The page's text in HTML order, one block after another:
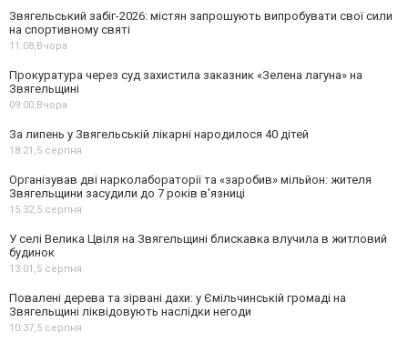
Звягельський забіг-2026: містян запрошують випробувати свої сили
на спортивному святі
11:08, Вчора
Прокуратура через суд захистила заказник «Зелена лагуна» на
Звягельщині
09:00, Вчора
За липень у Звягельській лікарні народилося 40 дітей
18:21, 5 серпня
Організував дві нарколабораторії та «заробив» мільйон: жителя
Звягельщини засудили до 7 років в'язниці
15:32, 5 серпня
У селі Велика Цвіля на Звягельщині блискавка влучила в житловий
будинок
13:01, 5 серпня
Повалені дерева та зірвані дахи: у Ємільчинській громаді на
Звягельщині ліквідовують наслідки негоди
10:37, 5 серпня